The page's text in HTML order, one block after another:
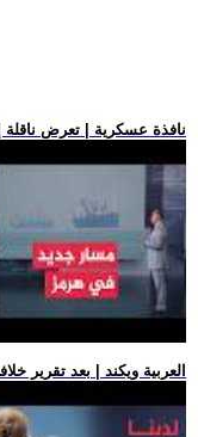
.. نافذة عسكرية | تعرض ناقلة
.. العربية ويكند | بعد